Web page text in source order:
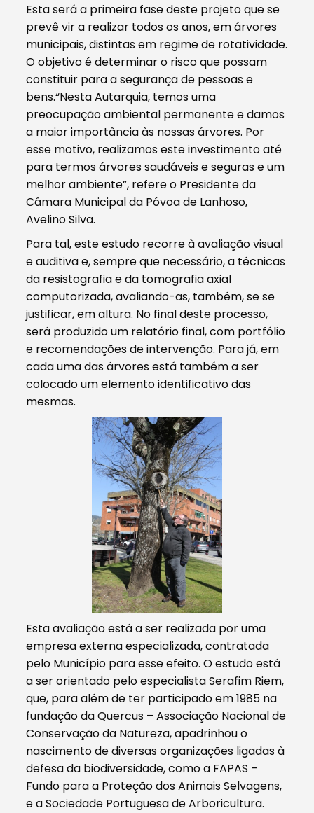
Esta será a primeira fase deste projeto que se
prevê vir a realizar todos os anos, em árvores
municipais, distintas em regime de rotatividade.
O objetivo é determinar o risco que possam
constituir para a segurança de pessoas e
bens.“Nesta Autarquia, temos uma
preocupação ambiental permanente e damos
a maior importância às nossas árvores. Por
esse motivo, realizamos este investimento até
para termos árvores saudáveis e seguras e um
melhor ambiente”, refere o Presidente da
Câmara Municipal da Póvoa de Lanhoso,
Avelino Silva.
Para tal, este estudo recorre à avaliação visual
e auditiva e, sempre que necessário, a técnicas
da resistografia e da tomografia axial
computorizada, avaliando-as, também, se se
justificar, em altura. No final deste processo,
será produzido um relatório final, com portfólio
e recomendações de intervenção. Para já, em
cada uma das árvores está também a ser
colocado um elemento identificativo das
mesmas.
Esta avaliação está a ser realizada por uma
empresa externa especializada, contratada
pelo Município para esse efeito. O estudo está
a ser orientado pelo especialista Serafim Riem,
que, para além de ter participado em 1985 na
fundação da Quercus – Associação Nacional de
Conservação da Natureza, apadrinhou o
nascimento de diversas organizações ligadas à
defesa da biodiversidade, como a FAPAS –
Fundo para a Proteção dos Animais Selvagens,
e a Sociedade Portuguesa de Arboricultura.